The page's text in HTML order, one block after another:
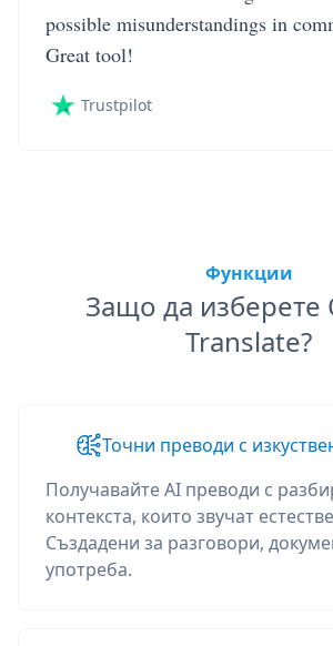
possible misunderstandings in
Great tool!
Trustpilot
Функции
Защо да изберете
Translate?
Точни преводи с
Получавайте AI преводи с
контекста, които звучат
Създадени за разговори,
употреба.